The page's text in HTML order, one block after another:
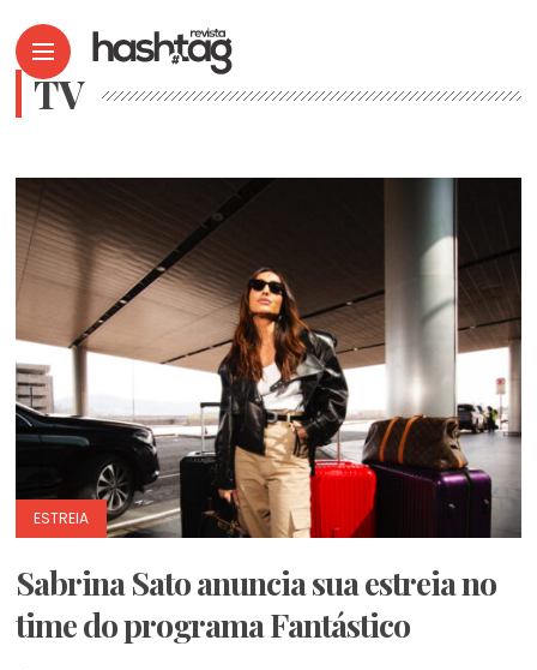
TV
ESTREIA
Sabrina Sato anuncia sua estreia no
time do programa Fantástico